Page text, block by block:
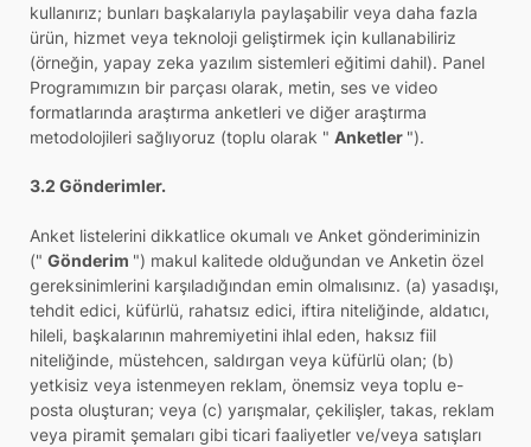
kullanırız; bunları başkalarıyla paylaşabilir veya daha fazla
ürün, hizmet veya teknoloji geliştirmek için kullanabiliriz
(örneğin, yapay zeka yazılım sistemleri eğitimi dahil). Panel
Programımızın bir parçası olarak, metin, ses ve video
formatlarında araştırma anketleri ve diğer araştırma
metodolojileri sağlıyoruz (toplu olarak "Anketler ").
3.2 Gönderimler.
Anket listelerini dikkatlice okumalı ve Anket gönderiminizin
("Gönderim ") makul kalitede olduğundan ve Anketin özel
gereksinimlerini karşıladığından emin olmalısınız. (a) yasadışı,
tehdit edici, küfürlü, rahatsız edici, iftira niteliğinde, aldatıcı,
hileli, başkalarının mahremiyetini ihlal eden, haksız fiil
niteliğinde, müstehcen, saldırgan veya küfürlü olan; (b)
yetkisiz veya istenmeyen reklam, önemsiz veya toplu e-
posta oluşturan; veya (c) yarışmalar, çekilişler, takas, reklam
veya piramit şemaları gibi ticari faaliyetler ve/veya satışları